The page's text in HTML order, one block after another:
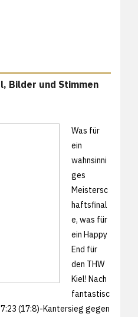
Bilder und Stimmen
Was für
ein
wahnsinni
ges
Meistersc
haftsfinal
e, was für
ein Happy
End für
den THW
Kiel! Nach
fantastisc
(17:8)-Kantersieg gegen